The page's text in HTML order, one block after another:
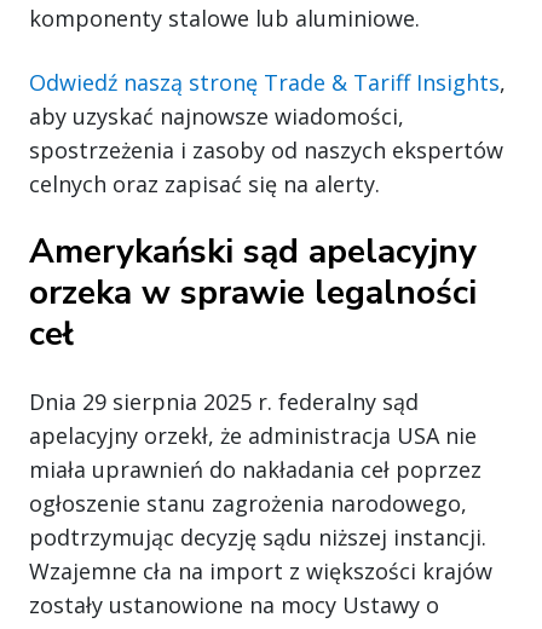
komponenty stalowe lub aluminiowe.
Odwiedź naszą stronę Trade & Tariff Insights,
aby uzyskać najnowsze wiadomości,
spostrzeżenia i zasoby od naszych ekspertów
celnych oraz zapisać się na alerty.
Amerykański sąd apelacyjny
orzeka w sprawie legalności
ceł
Dnia 29 sierpnia 2025 r. federalny sąd
apelacyjny orzekł, że administracja USA nie
miała uprawnień do nakładania ceł poprzez
ogłoszenie stanu zagrożenia narodowego,
podtrzymując decyzję sądu niższej instancji.
Wzajemne cła na import z większości krajów
zostały ustanowione na mocy Ustawy o